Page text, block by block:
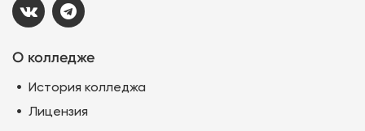
О колледже
История колледжа
Лицензия